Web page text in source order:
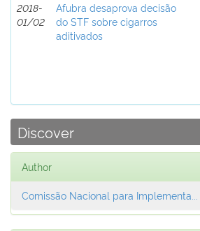
2018-
01/02
Afubra desaprova decisão
do STF sobre cigarros
aditivados
Discover
Author
Comissão Nacional para Implementa...